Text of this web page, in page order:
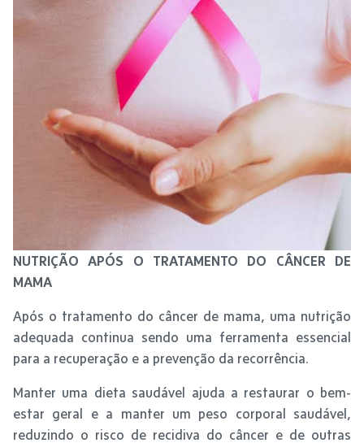
NUTRIÇÃO APÓS O TRATAMENTO DO CÂNCER DE
MAMA
Após o tratamento do câncer de mama, uma nutrição
adequada continua sendo uma ferramenta essencial
para a recuperação e a prevenção da recorrência.
Manter uma dieta saudável ajuda a restaurar o bem-
estar geral e a manter um peso corporal saudável,
reduzindo o risco de recidiva do câncer e de outras